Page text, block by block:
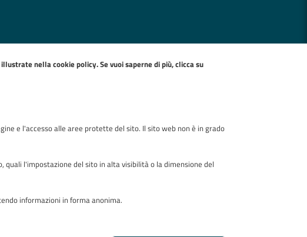
illustrate nellacookie policy. Se vuoi saperne di più, clicca su
e l'accesso alle aree protette del sito. Il sito web non è in grado
l'impostazione del sito in alta visibilità o la dimensione del
informazioni in forma anonima.